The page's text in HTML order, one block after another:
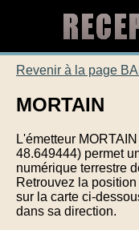
Revenir à la page
MORTAIN
L'émetteur
48.649444) permet
numérique terrestre
Retrouvez la
sur la carte ci-
dans sa direction.